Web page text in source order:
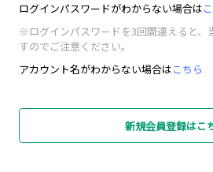
ログインパスワードがわからない場合は
※ログインパスワードを3回間違えると、
すのでご注意ください。
アカウント名がわからない場合はこちら
新規会員登録はこ